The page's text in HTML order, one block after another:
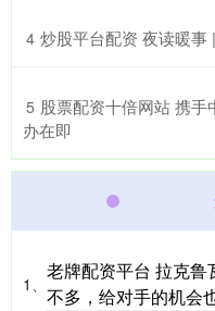
4 炒股平台配资 夜读暖事
5 股票配资十倍网站 携
办在即
1、
老牌配资平台 拉克
不多，给对手的机会